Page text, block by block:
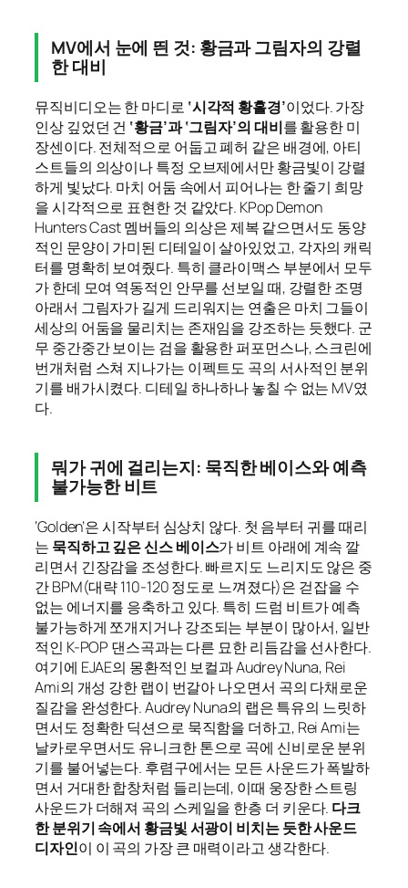
MV에서 눈에 띈 것: 황금과 그림자의 강렬
한 대비
뮤직비디오는 한 마디로 ‘시각적 황홀경’이었다. 가장
인상 깊었던 건 ‘황금’과 ‘그림자’의 대비를 활용한 미
장센이다. 전체적으로 어둡고 폐허 같은 배경에, 아티
스트들의 의상이나 특정 오브제에서만 황금빛이 강렬
하게 빛났다. 마치 어둠 속에서 피어나는 한 줄기 희망
을 시각적으로 표현한 것 같았다. KPop Demon
Hunters Cast 멤버들의 의상은 제복 같으면서도 동양
적인 문양이 가미된 디테일이 살아있었고, 각자의 캐릭
터를 명확히 보여줬다. 특히 클라이맥스 부분에서 모두
가 한데 모여 역동적인 안무를 선보일 때, 강렬한 조명
아래서 그림자가 길게 드리워지는 연출은 마치 그들이
세상의 어둠을 물리치는 존재임을 강조하는 듯했다. 군
무 중간중간 보이는 검을 활용한 퍼포먼스나, 스크린에
번개처럼 스쳐 지나가는 이펙트도 곡의 서사적인 분위
기를 배가시켰다. 디테일 하나하나 놓칠 수 없는 MV였
다.
뭐가 귀에 걸리는지: 묵직한 베이스와 예측
불가능한 비트
‘Golden’은 시작부터 심상치 않다. 첫 음부터 귀를 때리
는 묵직하고 깊은 신스 베이스가 비트 아래에 계속 깔
리면서 긴장감을 조성한다. 빠르지도 느리지도 않은 중
간 BPM(대략 110-120 정도로 느껴졌다)은 걷잡을 수
없는 에너지를 응축하고 있다. 특히 드럼 비트가 예측
불가능하게 쪼개지거나 강조되는 부분이 많아서, 일반
적인 K-POP 댄스곡과는 다른 묘한 리듬감을 선사한다.
여기에 EJAE의 몽환적인 보컬과 Audrey Nuna, Rei
Ami의 개성 강한 랩이 번갈아 나오면서 곡의 다채로운
질감을 완성한다. Audrey Nuna의 랩은 특유의 느릿하
면서도 정확한 딕션으로 묵직함을 더하고, Rei Ami는
날카로우면서도 유니크한 톤으로 곡에 신비로운 분위
기를 불어넣는다. 후렴구에서는 모든 사운드가 폭발하
면서 거대한 합창처럼 들리는데, 이때 웅장한 스트링
사운드가 더해져 곡의 스케일을 한층 더 키운다. 다크
한 분위기 속에서 황금빛 서광이 비치는 듯한 사운드
디자인이 이 곡의 가장 큰 매력이라고 생각한다.